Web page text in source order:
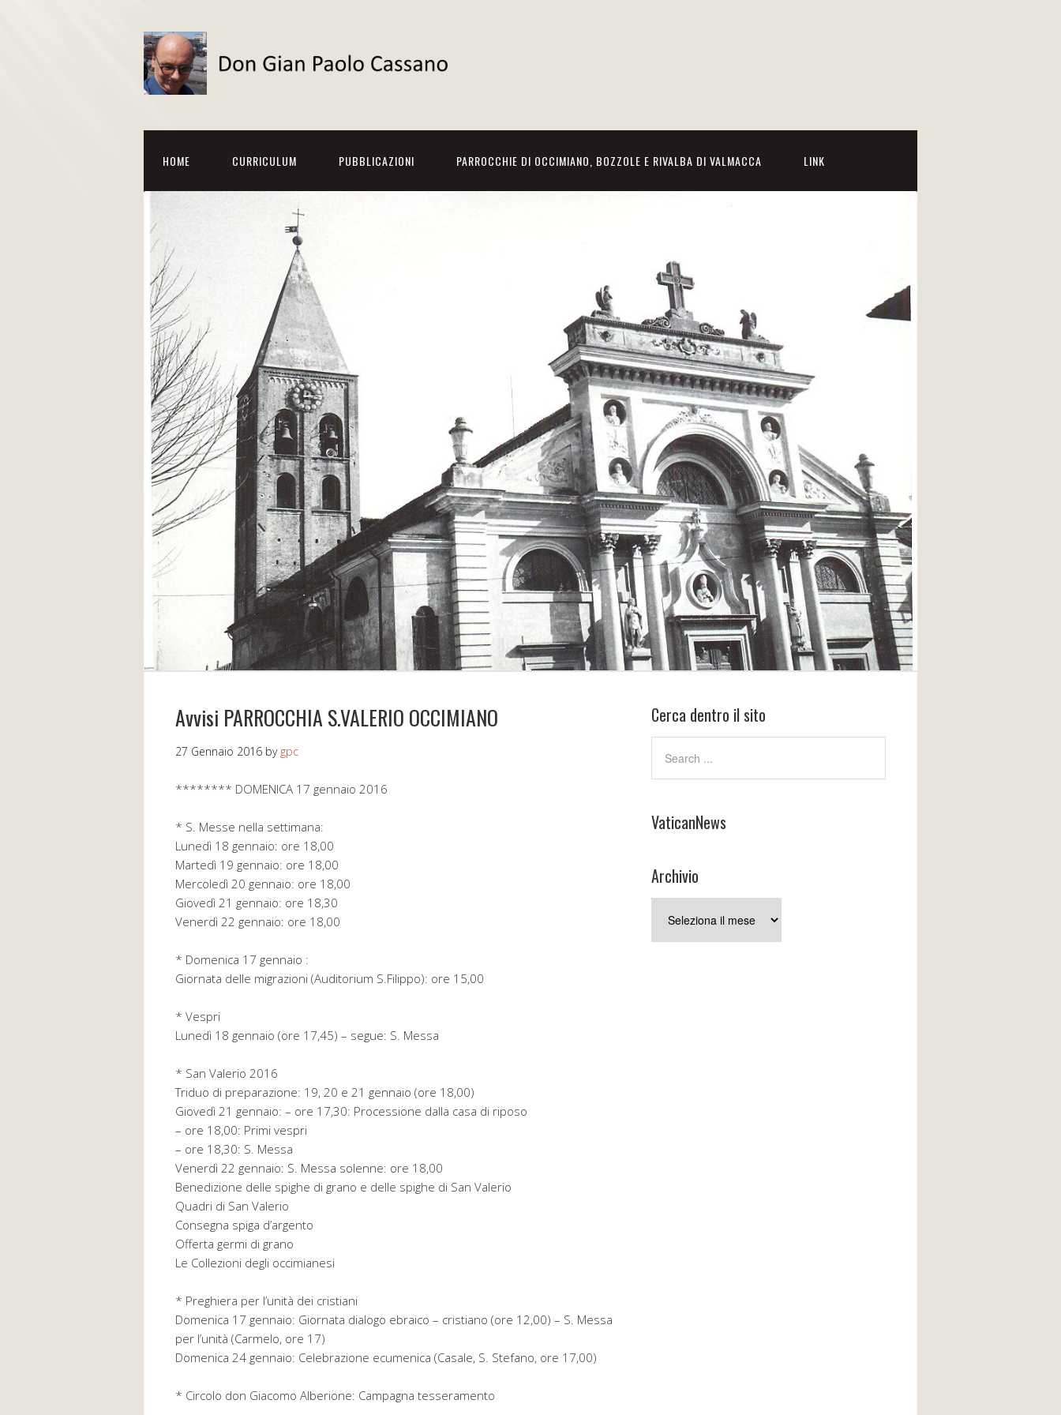
HOME CURRICULUM PUBBLICAZIONI PARROCCHIE DI OCCIMIANO, BOZZOLE E RIVALBA DI VALMACCA LINK
Avvisi PARROCCHIA S.VALERIO OCCIMIANO
27 Gennaio 2016 by gpc
******** DOMENICA 17 gennaio 2016
* S. Messe nella settimana:
Lunedì 18 gennaio: ore 18,00
Martedì 19 gennaio: ore 18,00
Mercoledì 20 gennaio: ore 18,00
Giovedì 21 gennaio: ore 18,30
Venerdì 22 gennaio: ore 18,00
* Domenica 17 gennaio :
Giornata delle migrazioni (Auditorium S.Filippo): ore 15,00
* Vespri
Lunedì 18 gennaio (ore 17,45) – segue: S. Messa
* San Valerio 2016
Triduo di preparazione: 19, 20 e 21 gennaio (ore 18,00)
Giovedì 21 gennaio: – ore 17,30: Processione dalla casa di riposo
– ore 18,00: Primi vespri
– ore 18,30: S. Messa
Venerdì 22 gennaio: S. Messa solenne: ore 18,00
Benedizione delle spighe di grano e delle spighe di San Valerio
Quadri di San Valerio
Consegna spiga d’argento
Offerta germi di grano
Le Collezioni degli occimianesi
* Preghiera per l’unità dei cristiani
Domenica 17 gennaio: Giornata dialogo ebraico – cristiano (ore 12,00) – S. Messa
per l’unità (Carmelo, ore 17)
Domenica 24 gennaio: Celebrazione ecumenica (Casale, S. Stefano, ore 17,00)
* Circolo don Giacomo Alberione: Campagna tesseramento
Cerca dentro il sito
VaticanNews
Archivio